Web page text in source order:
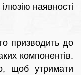
наявності
призводить до
компонентів.
щоб утримати